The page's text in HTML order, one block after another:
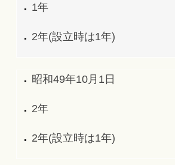
1年
2年(設立時は1年)
昭和49年10月1日
2年
2年(設立時は1年)